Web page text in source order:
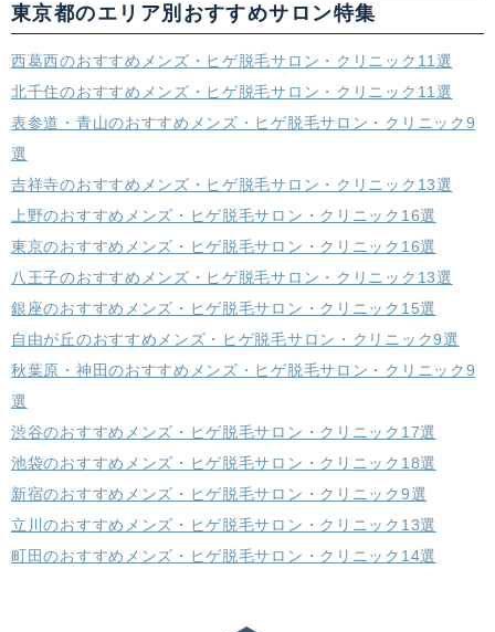
東京都のエリア別おすすめサロン特集
西葛西のおすすめメンズ・ヒゲ脱毛サロン・クリニック11選
北千住のおすすめメンズ・ヒゲ脱毛サロン・クリニック11選
表参道・青山のおすすめメンズ・ヒゲ脱毛サロン・クリニック9
選
吉祥寺のおすすめメンズ・ヒゲ脱毛サロン・クリニック13選
上野のおすすめメンズ・ヒゲ脱毛サロン・クリニック16選
東京のおすすめメンズ・ヒゲ脱毛サロン・クリニック16選
八王子のおすすめメンズ・ヒゲ脱毛サロン・クリニック13選
銀座のおすすめメンズ・ヒゲ脱毛サロン・クリニック15選
自由が丘のおすすめメンズ・ヒゲ脱毛サロン・クリニック9選
秋葉原・神田のおすすめメンズ・ヒゲ脱毛サロン・クリニック9
選
渋谷のおすすめメンズ・ヒゲ脱毛サロン・クリニック17選
池袋のおすすめメンズ・ヒゲ脱毛サロン・クリニック18選
新宿のおすすめメンズ・ヒゲ脱毛サロン・クリニック9選
立川のおすすめメンズ・ヒゲ脱毛サロン・クリニック13選
町田のおすすめメンズ・ヒゲ脱毛サロン・クリニック14選